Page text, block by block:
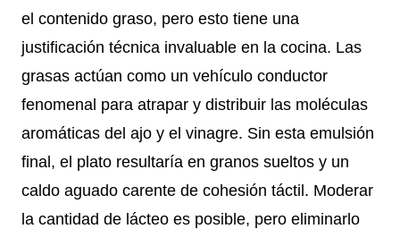
el contenido graso, pero esto tiene una
justificación técnica invaluable en la cocina. Las
grasas actúan como un vehículo conductor
fenomenal para atrapar y distribuir las moléculas
aromáticas del ajo y el vinagre. Sin esta emulsión
final, el plato resultaría en granos sueltos y un
caldo aguado carente de cohesión táctil. Moderar
la cantidad de lácteo es posible, pero eliminarlo